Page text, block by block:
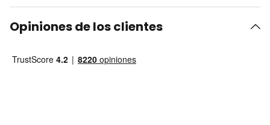
Opiniones de los clientes